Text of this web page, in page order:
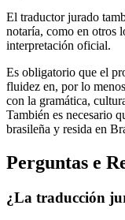
El traductor jurado
notaría, como en otros
interpretación oficial.
Es obligatorio que el
fluidez en, por lo
con la gramática,
También es necesario
brasileña y resida en
Perguntas e
¿La traducción